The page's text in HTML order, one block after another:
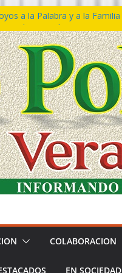
a la Palabra y a la Familia
de Procedencia en contra
𝙙𝙚𝙡 𝙀𝙨𝙩𝙖𝙙𝙤 𝙖 𝙙𝙞𝙨𝙛𝙧𝙪𝙩𝙖𝙧
𝙈𝙖𝙧 𝙚𝙣 𝘾𝙤𝙖𝙩𝙯𝙖𝙘𝙤𝙖𝙡𝙘𝙤𝙨
vocación de servicio y
acusaciones y asegura que
desafuero
COLABORACION
EN SOCIEDAD